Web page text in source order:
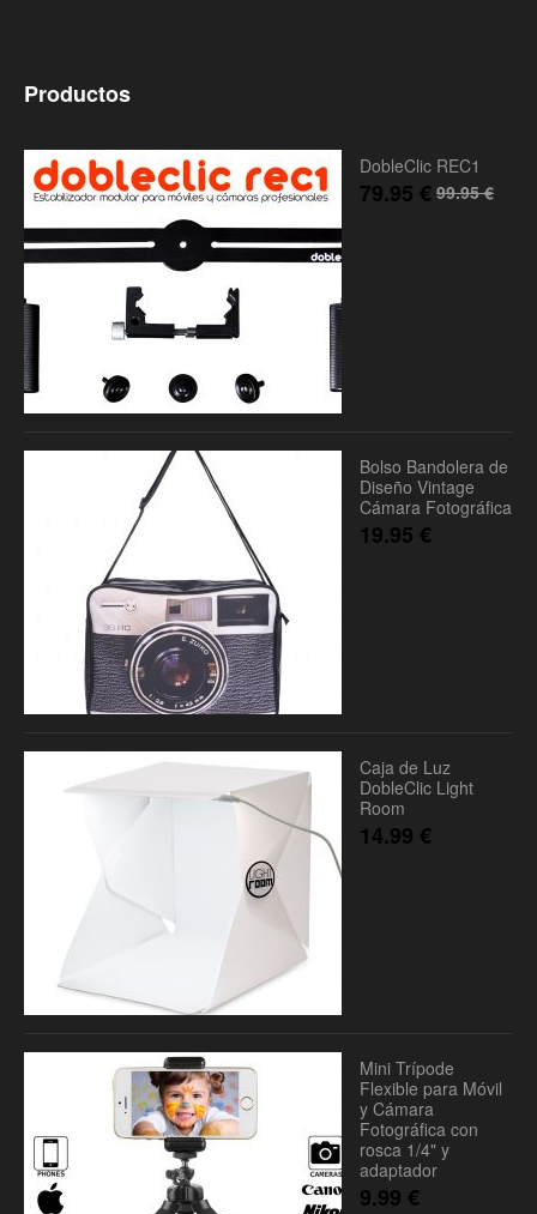
Productos
DobleClic REC1
99.95€
79.95 €
Bolso Bandolera de
Diseño Vintage
Cámara Fotográfica
19.95 €
Caja de Luz
DobleClic Light
Room
14.99 €
Mini Trípode
Flexible para Móvil
y Cámara
Fotográfica con
rosca 1/4" y
adaptador
9.99 €